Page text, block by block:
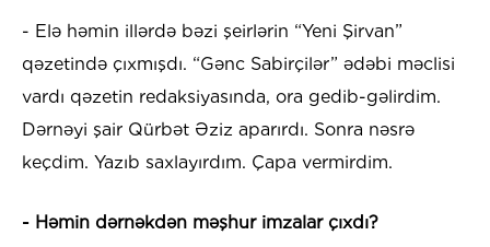
- Elə həmin illərdə bəzi şeirlərin “Yeni Şirvan”
qəzetində çıxmışdı. “Gənc Sabirçilər” ədəbi məclisi
vardı qəzetin redaksiyasında, ora gedib-gəlirdim.
Dərnəyi şair Qürbət Əziz aparırdı. Sonra nəsrə
keçdim. Yazıb saxlayırdım. Çapa vermirdim.
- Həmin dərnəkdən məşhur imzalar çıxdı?